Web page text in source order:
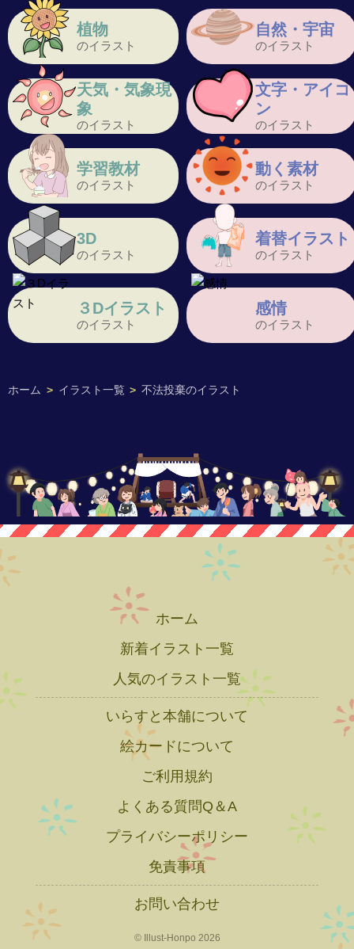
ホーム > イラスト一覧 > 不法投棄のイラスト
植物
のイラスト
自然・宇宙
のイラスト
天気・気象現
象
のイラスト
文字・アイコ
ン
のイラスト
学習教材
のイラスト
動く素材
のイラスト
3D
のイラスト
着替イラスト
のイラスト
３Dイラスト
のイラスト
感情
のイラスト
ホーム
新着イラスト一覧
人気のイラスト一覧
いらすと本舗について
絵カードについて
ご利用規約
よくある質問Q＆A
プライバシーポリシー
免責事項
お問い合わせ
© Illust-Honpo 2026